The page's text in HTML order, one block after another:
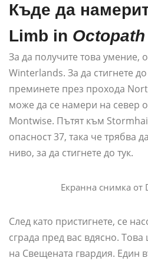
Къде да
Limb in
За да получите това умение,
Winterlands. За да стигнете до
преминете през прохода
може да се намери на север
Montwise. Пътят към
опасност 37, така че трябва
ниво, за да стигнете до тук.
Екранна снимка от
След като пристигнете, се
сграда пред вас вдясно.
на Свещената гвардия. Един